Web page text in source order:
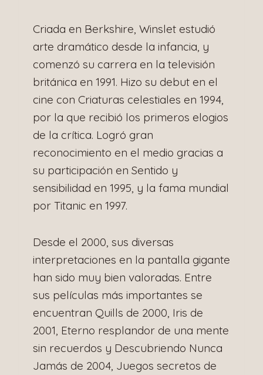
Criada en Berkshire, Winslet estudió
arte dramático desde la infancia, y
comenzó su carrera en la televisión
británica en 1991. Hizo su debut en el
cine con Criaturas celestiales en 1994,
por la que recibió los primeros elogios
de la crítica. Logró gran
reconocimiento en el medio gracias a
su participación en Sentido y
sensibilidad en 1995, y la fama mundial
por Titanic en 1997.
Desde el 2000, sus diversas
interpretaciones en la pantalla gigante
han sido muy bien valoradas. Entre
sus películas más importantes se
encuentran Quills de 2000, Iris de
2001, Eterno resplandor de una mente
sin recuerdos y Descubriendo Nunca
Jamás de 2004, Juegos secretos de